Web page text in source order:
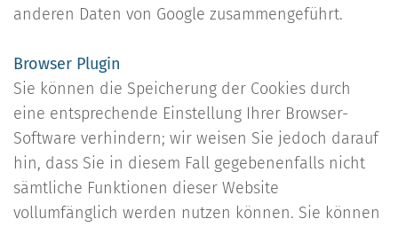
anderen Daten von Google zusammengeführt.
Browser Plugin
Sie können die Speicherung der Cookies durch
eine entsprechende Einstellung Ihrer Browser-
Software verhindern; wir weisen Sie jedoch darauf
hin, dass Sie in diesem Fall gegebenenfalls nicht
sämtliche Funktionen dieser Website
vollumfänglich werden nutzen können. Sie können